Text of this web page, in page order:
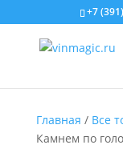
+7
Главная / Все
Камнем по